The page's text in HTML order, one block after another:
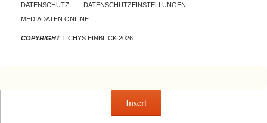
DATENSCHUTZ
DATENSCHUTZEINSTELLUNGEN
MEDIADATEN ONLINE
COPYRIGHTTICHYS EINBLICK 2026
Insert